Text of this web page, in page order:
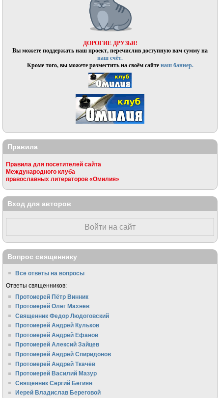
ДОРОГИЕ ДРУЗЬЯ!
Вы можете поддержать наш проект, перечислив доступную вам сумму на
наш счёт.
Кроме того, вы можете разместить на своём сайтенаш баннер.
Правила
Правила для посетителей сайта
Международного клуба
православных литераторов «Омилия»
Вход для авторов
Войти на сайт
Вопрос священнику
Все ответы на вопросы
Ответы священников:
Протоиерей Пётр Винник
Протоиерей Олег Махнёв
Священник Федор Людоговский
Протоиерей Андрей Кульков
Протоиерей Андрей Ефанов
Протоиерей Алексий Зайцев
Протоиерей Андрей Спиридонов
Протоиерей Андрей Ткачёв
Протоиерей Василий Мазур
Священник Сергий Бегиян
Иерей Владислав Береговой